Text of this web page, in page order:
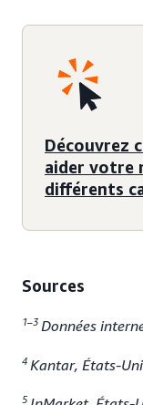
Découvrez
aider votre
différents
Sources
1–3 Données
4 Kantar, États-
5